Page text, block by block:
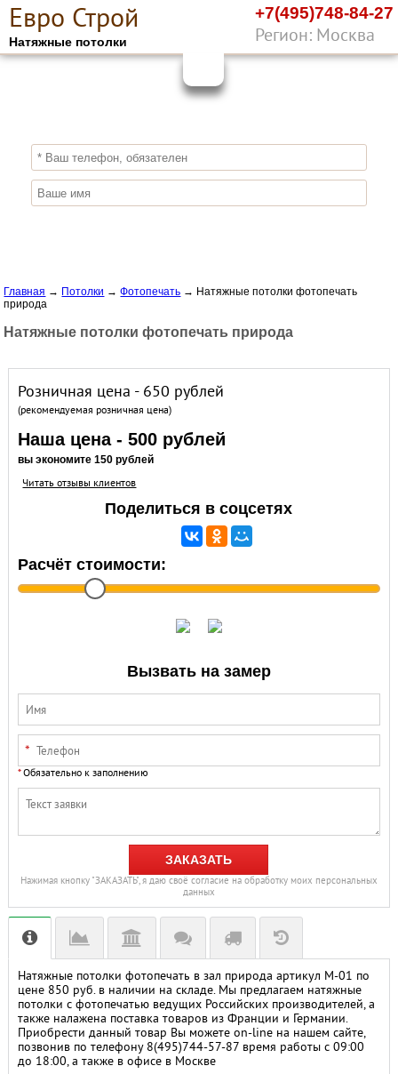
Евро Строй
Натяжные потолки
+7(495)748-84-27
Регион: Москва
ПОЛУЧИ СКИДКУ10%
Главная → Потолки →Фотопечать → Натяжные потолки фотопечать
природа
Натяжные потолки фотопечать природа
Розничная цена - 650 рублей
(рекомендуемая розничная цена)
Наша цена - 500 рублей
вы экономите 150 рублей
Читать отзывы клиентов
Поделиться в соцсетях
Расчёт стоимости:
Вызвать на замер
Обязательно к заполнению
ЗАКАЗАТЬ
Нажимая кнопку "ЗАКАЗАТЬ", я даю своё согласие на обработку моих персональных
данных
Натяжные потолки фотопечать в зал природа артикул М-01 по
цене 850 руб. в наличии на складе. Мы предлагаем натяжные
потолки с фотопечатью ведущих Российских производителей, а
также налажена поставка товаров из Франции и Германии.
Приобрести данный товар Вы можете on-line на нашем сайте,
позвонив по телефону 8(495)744-57-87 время работы с 09:00
до 18:00, а также в офисе в Москве